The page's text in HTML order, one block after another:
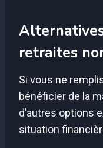
retraites
Si vous ne
bénéficier de la
d’autres options
situation